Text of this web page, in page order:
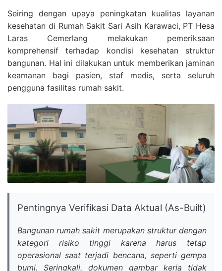
Seiring dengan upaya peningkatan kualitas layanan
kesehatan di Rumah Sakit Sari Asih Karawaci, PT Hesa
Laras Cemerlang melakukan pemeriksaan
komprehensif terhadap kondisi kesehatan struktur
bangunan. Hal ini dilakukan untuk memberikan jaminan
keamanan bagi pasien, staf medis, serta seluruh
pengguna fasilitas rumah sakit.
Pentingnya Verifikasi Data Aktual (As-Built)
Bangunan rumah sakit merupakan struktur dengan
kategori risiko tinggi karena harus tetap
operasional saat terjadi bencana, seperti gempa
bumi. Seringkali, dokumen gambar kerja tidak